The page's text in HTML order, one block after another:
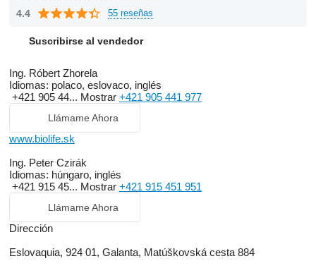
4.4 55 reseñas
Suscribirse al vendedor
Ing. Róbert Zhorela
Idiomas: polaco, eslovaco, inglés
+421 905 44... Mostrar +421 905 441 977
Llámame Ahora
www.biolife.sk
Ing. Peter Czirák
Idiomas: húngaro, inglés
+421 915 45... Mostrar +421 915 451 951
Llámame Ahora
Dirección
Eslovaquia, 924 01, Galanta, Matúškovská cesta 884